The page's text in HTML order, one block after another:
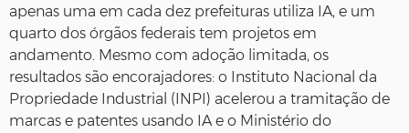
apenas uma em cada dez prefeituras utiliza IA, e um
quarto dos órgãos federais tem projetos em
andamento. Mesmo com adoção limitada, os
resultados são encorajadores: o Instituto Nacional da
Propriedade Industrial (INPI) acelerou a tramitação de
marcas e patentes usando IA e o Ministério do